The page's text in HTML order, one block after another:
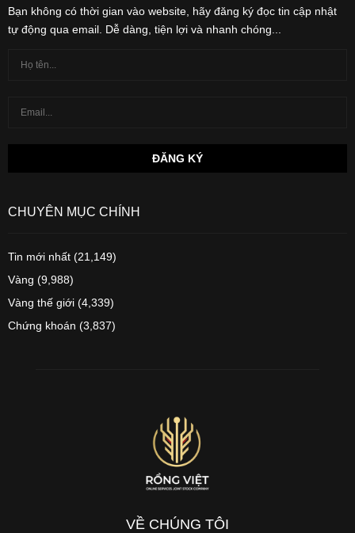
Bạn không có thời gian vào website, hãy đăng ký đọc tin cập nhật
tự động qua email. Dễ dàng, tiện lợi và nhanh chóng...
CHUYÊN MỤC CHÍNH
Tin mới nhất (21,149)
Vàng (9,988)
Vàng thế giới (4,339)
Chứng khoán (3,837)
VỀ CHÚNG TÔI